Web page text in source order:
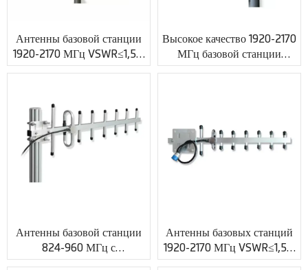
Антенны базовой станции
1920-2170 МГц VSWR≤1,5 с
индивидуальным
Высокое качество 1920-2170
МГц базовой станции
антенны Gain 13dBi
Антенны базовой станции
824-960 МГц с
коэффициентом усиления 10
Антенны базовых станций
1920-2170 МГц VSWR≤1,5 с
разъемом N XMR-PV028